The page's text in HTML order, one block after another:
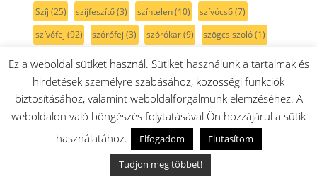
Szíj (25) szíjfeszítő(3) színtelen(10) szívócső(7)
szívófej (92) szórófej (3) szórókar(9) szögcsiszoló(1)
szögfúró (1) szögpolírozó(1) szöszszedő
(3)
szöszszűrő(5) szürke(36) szűkítő(2) szűrő(175)
szűrőtartó(6) sárga (3) sín(5) sótartály(7) sötétkék(3)
sütemény kinyomó(3)
(31) sütő(315) sütőajtó(35)
sütőajtó külső üveg(17)
Ez a weboldal sütiket használ. Sütiket használunk a tartalmak és
hirdetések személyre szabásához, közösségi funkciók
biztosításához, valamint weboldalforgalmunk elemzéséhez. A
weboldalon való böngészés folytatásával Ön hozzájárul a sütik
használatához.
Elfogadom
Elutasítom
Tudjon meg többet!